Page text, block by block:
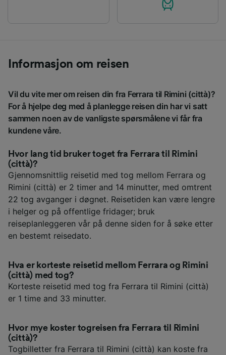
Informasjon om reisen
Vil du vite mer om reisen din fra Ferrara til Rimini (città)?
For å hjelpe deg med å planlegge reisen din har vi satt
sammen noen av de vanligste spørsmålene vi får fra
kundene våre.
Hvor lang tid bruker toget fra Ferrara til Rimini
(città)?
Gjennomsnittlig reisetid med tog mellom Ferrara og
Rimini (città) er 2 timer and 14 minutter, med omtrent
22 tog avganger i døgnet. Reisetiden kan være lengre
i helger og på offentlige fridager; bruk
reiseplanleggeren vår på denne siden for å søke etter
en bestemt reisedato.
Hva er korteste reisetid mellom Ferrara og Rimini
(città) med tog?
Korteste reisetid med tog fra Ferrara til Rimini (città)
er 1 time and 33 minutter.
Hvor mye koster togreisen fra Ferrara til Rimini
(città)?
Togbilletter fra Ferrara til Rimini (città) kan koste fra